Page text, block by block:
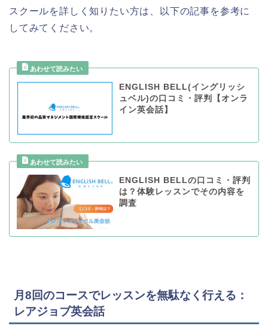
スクールを詳しく知りたい方は、以下の記事を参考に
してみてください。
ENGLISH BELL(イングリッシ
ュベル)の口コミ・評判【オンラ
イン英会話】
ENGLISH BELLの口コミ・評判
は？体験レッスンでその内容を
調査
月8回のコースでレッスンを無駄なく行える：
レアジョブ英会話